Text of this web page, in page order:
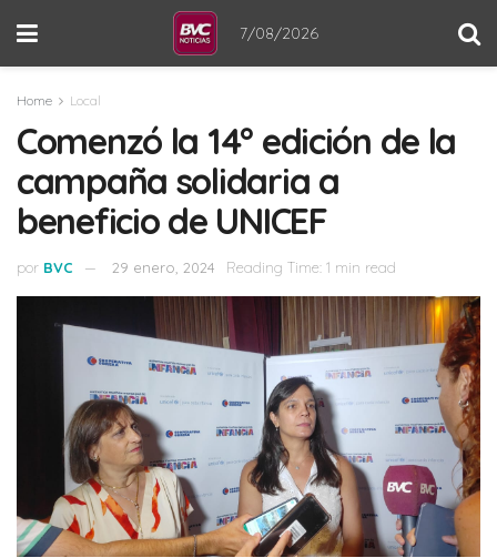
7/08/2026
Home Local
Comenzó la 14° edición de la
campaña solidaria a
beneficio de UNICEF
por BVC 29 enero, 2024 Reading Time: 1 min read